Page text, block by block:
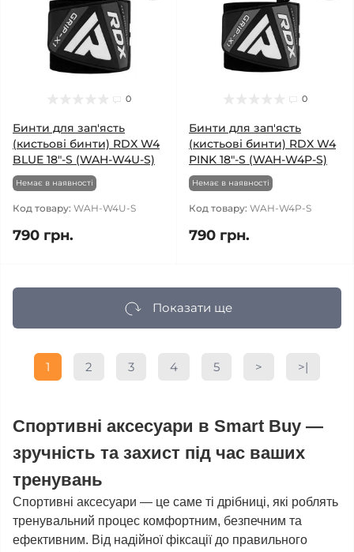
0
Бинти для зап'ясть
(кистьові бинти) RDX W4
BLUE 18"-S (WAH-W4U-S)
Немає в наявності
Код товару: WAH-W4U-S
790 грн.
0
Бинти для зап'ясть
(кистьові бинти) RDX W4
PINK 18"-S (WAH-W4P-S)
Немає в наявності
Код товару: WAH-W4P-S
790 грн.
Показати ще
1 2 3 4 5 > >|
Спортивні аксесуари в Smart Buy —
зручність та захист під час ваших
тренувань
Спортивні аксесуари — це саме ті дрібниці, які роблять
тренувальний процес комфортним, безпечним та
ефективним. Від надійної фіксації до правильного